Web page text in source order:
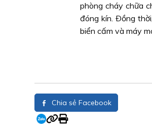
phòng cháy chữa
đóng kín. Ðồng
biển cấm và máy
Chia sẻ Facebook